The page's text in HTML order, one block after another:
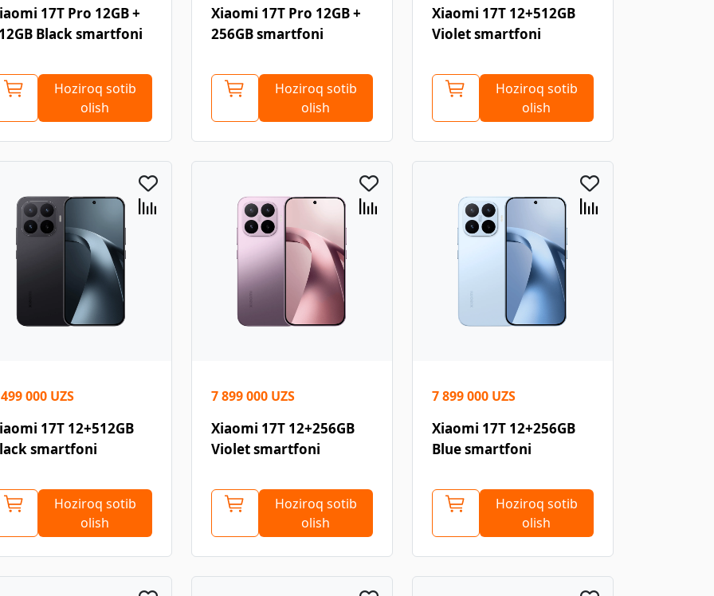
17T Pro 12GB +
Black smartfoni
Hoziroq sotib
olish
Xiaomi 17T Pro 12GB +
256GB smartfoni
Hoziroq sotib
olish
Xiaomi 17T 12+512GB
Violet smartfoni
Hoziroq sotib
olish
000 UZS
17T 12+512GB
smartfoni
Hoziroq sotib
olish
7 899 000 UZS
Xiaomi 17T 12+256GB
Violet smartfoni
Hoziroq sotib
olish
7 899 000 UZS
Xiaomi 17T 12+256GB
Blue smartfoni
Hoziroq sotib
olish